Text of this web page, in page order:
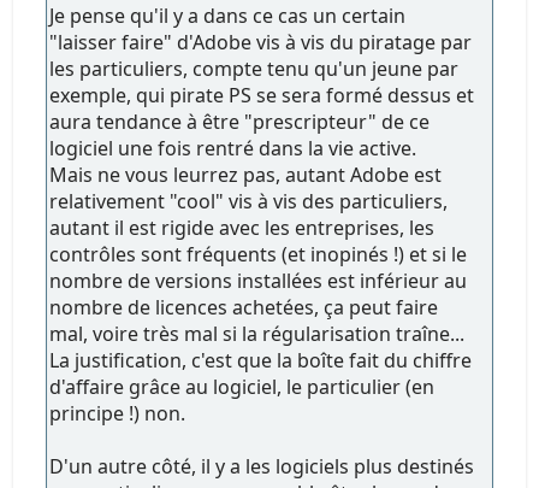
Je pense qu'il y a dans ce cas un certain
"laisser faire" d'Adobe vis à vis du piratage par
les particuliers, compte tenu qu'un jeune par
exemple, qui pirate PS se sera formé dessus et
aura tendance à être "prescripteur" de ce
logiciel une fois rentré dans la vie active.
Mais ne vous leurrez pas, autant Adobe est
relativement "cool" vis à vis des particuliers,
autant il est rigide avec les entreprises, les
contrôles sont fréquents (et inopinés !) et si le
nombre de versions installées est inférieur au
nombre de licences achetées, ça peut faire
mal, voire très mal si la régularisation traîne...
La justification, c'est que la boîte fait du chiffre
d'affaire grâce au logiciel, le particulier (en
principe !) non.
D'un autre côté, il y a les logiciels plus destinés